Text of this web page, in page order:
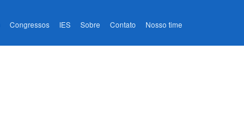
Congressos IES Sobre Contato Nosso time